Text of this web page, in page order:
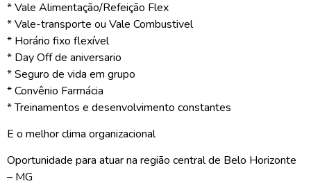
* Vale Alimentação/Refeição Flex
* Vale-transporte ou Vale Combustivel
* Horário fixo flexível
* Day Off de aniversario
* Seguro de vida em grupo
* Convênio Farmácia
* Treinamentos e desenvolvimento constantes
E o melhor clima organizacional
Oportunidade para atuar na região central de Belo Horizonte
– MG